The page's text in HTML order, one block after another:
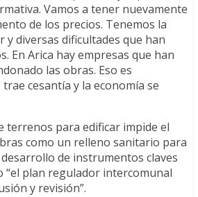
Vamos a tener nuevamente
de los precios. Tenemos la
y diversas dificultades que han
En Arica hay empresas que han
las obras. Eso es
cesantía y la economía se
terrenos para edificar impide el
como un relleno sanitario para
de instrumentos claves
“el plan regulador intercomunal
y revisión”.